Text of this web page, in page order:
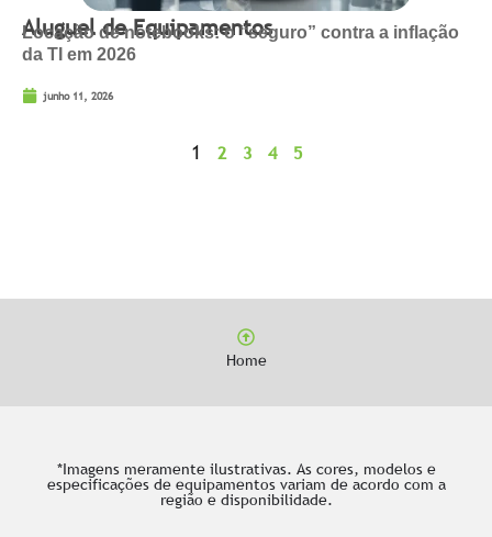
Aluguel de Equipamentos
Locação de notebooks: o “seguro” contra a inflação
da TI em 2026
junho 11, 2026
1 2 3 4 5
Home
*Imagens meramente ilustrativas. As cores, modelos e
especificações de equipamentos variam de acordo com a
região e disponibilidade.